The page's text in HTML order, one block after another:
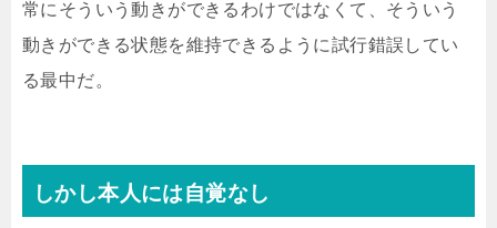
常にそういう動きができるわけではなくて、そういう
動きができる状態を維持できるように試行錯誤してい
る最中だ。
しかし本人には自覚なし